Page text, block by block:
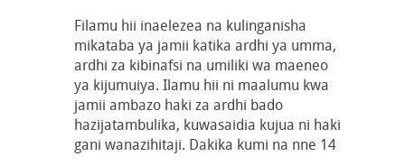
Filamu hii inaelezea na kulinganisha
mikataba ya jamii katika ardhi ya umma,
ardhi za kibinafsi na umiliki wa maeneo
ya kijumuiya. Ilamu hii ni maalumu kwa
jamii ambazo haki za ardhi bado
hazijatambulika, kuwasaidia kujua ni haki
gani wanazihitaji. Dakika kumi na nne 14